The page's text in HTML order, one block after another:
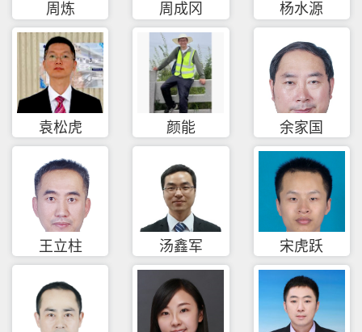
周炼 周成冈 杨水源
袁松虎 颜能 余家国
王立柱 汤鑫军 宋虎跃